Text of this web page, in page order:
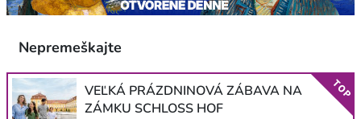
Nepremeškajte
VEĽKÁ PRÁZDNINOVÁ ZÁBAVA NA
ZÁMKU SCHLOSS HOF
TOP